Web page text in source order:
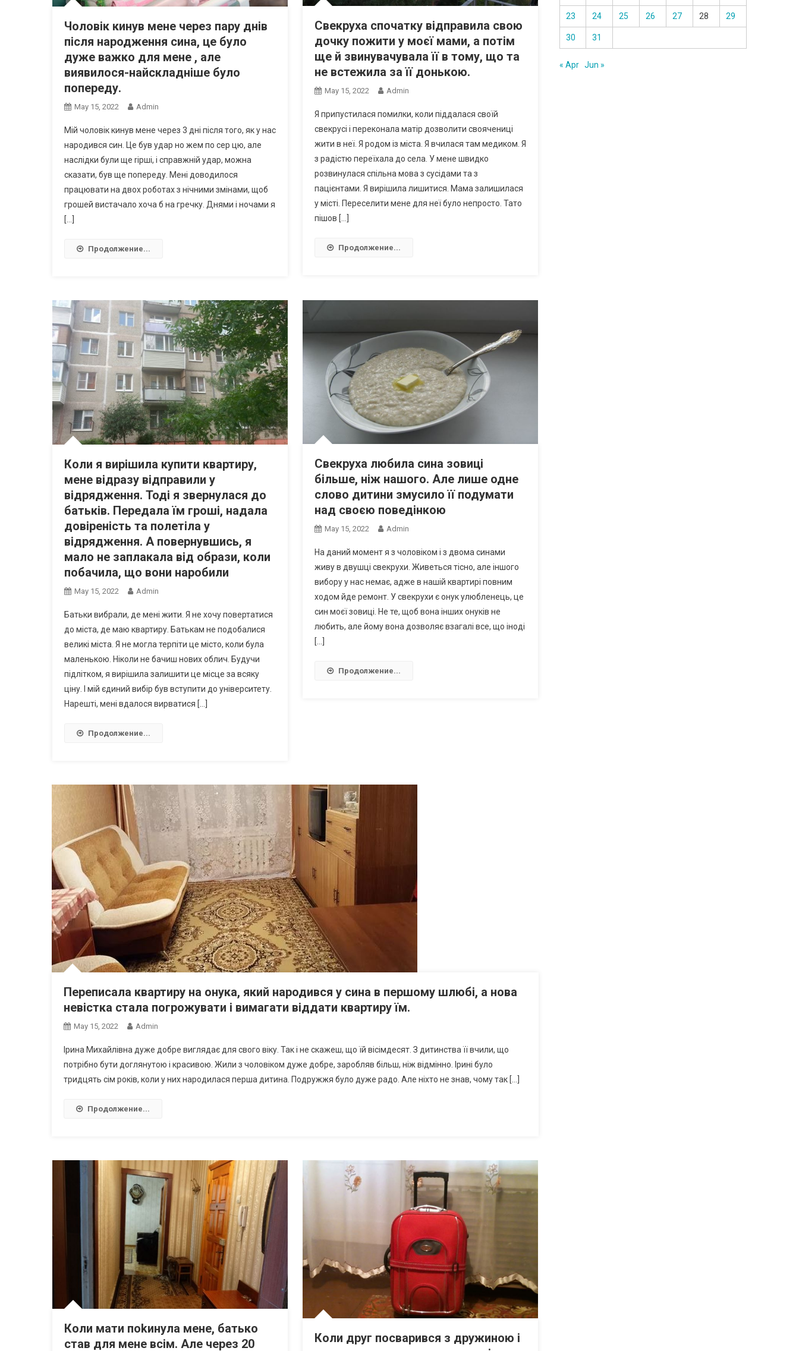
Чоловік кинув мене через пару днів
після народження сина, це було
дуже важко для мене , але
виявилося-найскладніше було
попереду.
May 15, 2022 Admin
Мій чоловік кинув мене через 3 дні після того, як у нас
народився син. Це був удар но жем по сер цю, але
наслідки були ще rірші, і справжній удар, можна
сказати, був ще попереду. Мені доводилося
працювати на двох роботах з нічними змінами, щоб
грошей вистачало хоча б на гречку. Днями і ночами я
[…]
Продолжение...
Свекруха спочатку відправила свою
дочку пожити у моєї мами, а потім
ще й звинувачувала її в тому, що та
не встежила за її донькою.
May 15, 2022 Admin
Я припустилася помилки, коли піддалася своїй
свекрусі і переконала матір дозволити своячениці
жити в неї. Я родом із міста. Я вчилася там медиком. Я
з радістю переїхала до села. У мене швидко
розвинулася спільна мова з сусідами та з
пацієнтами. Я вирішила лишитися. Мама залишилася
у місті. Переселити мене для неї було непросто. Тато
пішов […]
Продолжение...
Коли я вирішила купити квартиру,
мене відразу відправили у
відрядження. Тоді я звернулася до
батьків. Передала їм гроші, надала
довіреність та полетіла у
відрядження. А повернувшись, я
мало не заплакала від образи, коли
побачила, що вони наробили
May 15, 2022 Admin
Батьки вибрали, де мені жити. Я не хочу повертатися
до міста, де маю квартиру. Батькам не подобалися
великі міста. Я не могла терпіти це місто, коли була
маленькою. Ніколи не бачиш нових облич. Будучи
підлітком, я вирішила залишити це місце за всяку
ціну. І мій єдиний вибір був вступити до університету.
Нарешті, мені вдалося вирватися […]
Продолжение...
Свекруха любила сина зовиці
більше, ніж нашого. Але лише одне
слово дитини змусило її подумати
над своєю поведінкою
May 15, 2022 Admin
На даний момент я з чоловіком і з двома синами
живу в двушці свекрухи. Живеться тісно, але іншого
вибору у нас немає, адже в нашій квартирі повним
ходом йде ремонт. У свекрухи є онук улюбленець, це
син моєї зовиці. Не те, щоб вона інших онуків не
любить, але йому вона дозволяє взагалі все, що іноді
[…]
Продолжение...
Переписала квартиру на онука, який народився у сина в першому шлюбі, а нова
невістка стала погрожувати і вимагати віддати квартиру їм.
May 15, 2022 Admin
Ірина Михайлівна дуже добре виглядає для свого віку. Так і не скажеш, що їй вісімдесят. З дитинства її вчили, що
потрібно бути доглянутою і красивою. Жили з чоловіком дуже добре, заробляв більш, ніж відмінно. Ірині було
тридцять сім років, коли у них народилася перша дитина. Подружжя було дуже радо. Але ніхто не знав, чому так […]
Продолжение...
Коли мати поkинула мене, батько
став для мене всім. Але через 20
Коли друг посварився з дружиною і
23 24 25 26 27 28 29
30 31
« Apr Jun »